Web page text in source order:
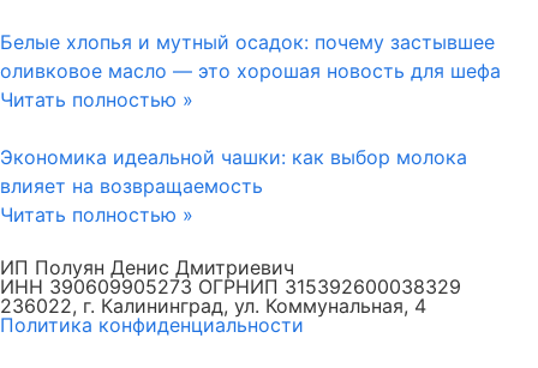
Белые хлопья и мутный осадок: почему застывшее
оливковое масло — это хорошая новость для шефа
Читать полностью »
Экономика идеальной чашки: как выбор молока
влияет на возвращаемость
Читать полностью »
ИП Полуян Денис Дмитриевич
ИНН 390609905273 ОГРНИП 315392600038329
236022, г. Калининград, ул. Коммунальная, 4
Политика конфиденциальности